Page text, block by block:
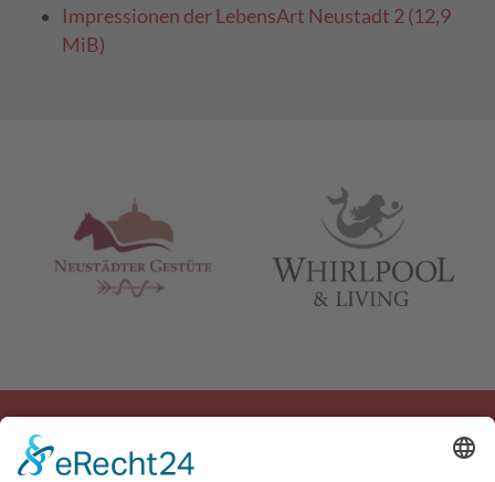
Impressionen der LebensArt Neustadt 2 (12,9
MiB)